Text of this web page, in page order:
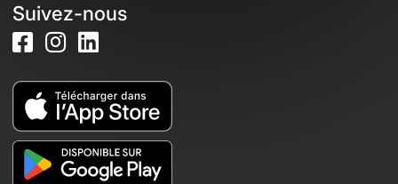
Suivez-nous